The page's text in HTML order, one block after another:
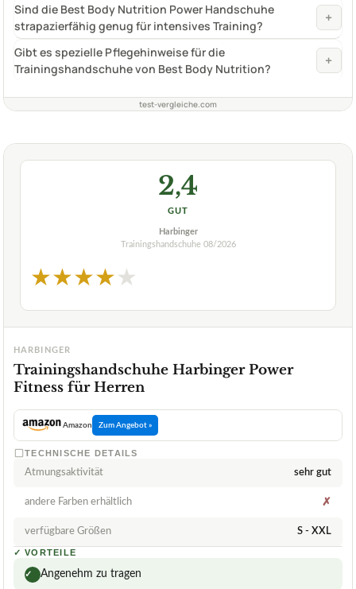
Sind die Best Body Nutrition Power Handschuhe
strapazierfähig genug für intensives Training?
+
Gibt es spezielle Pflegehinweise für die
Trainingshandschuhe von Best Body Nutrition?
+
test-vergleiche.com
2,4
GUT
Harbinger
Trainingshandschuhe 08/2026
★★★★★
HARBINGER
Trainingshandschuhe Harbinger Power
Fitness für Herren
Amazon Zum Angebot »
TECHNISCHE DETAILS
Atmungsaktivität sehr gut
andere Farben erhältlich ✗
verfügbare Größen S - XXL
✓ VORTEILE
✓ Angenehm zu tragen